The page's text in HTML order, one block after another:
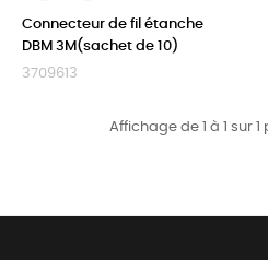
Connecteur de fil étanche
DBM 3M(sachet de 10)
3709613
Affichage de 1 à 1 sur